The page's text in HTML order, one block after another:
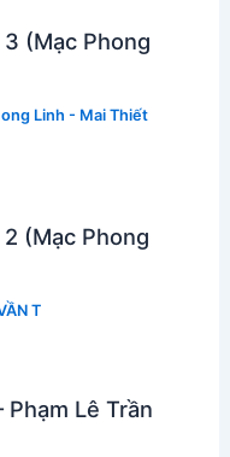
(Mạc Phong
Linh - Mai Thiết
(Mạc Phong
T
Lê Trần